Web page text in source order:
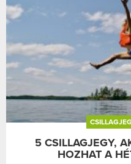
5 CSILLAGJEGY,
HOZHAT A